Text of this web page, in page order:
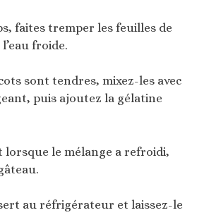
faites tremper les feuilles de
froide.
sont tendres, mixez-les avec
puis ajoutez la gélatine
lorsque le mélange a refroidi,
au réfrigérateur et laissez-le